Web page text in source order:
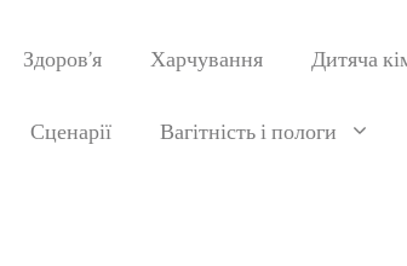
Здоров’я Харчування Дитяча
Сценарії Вагітність і пологи